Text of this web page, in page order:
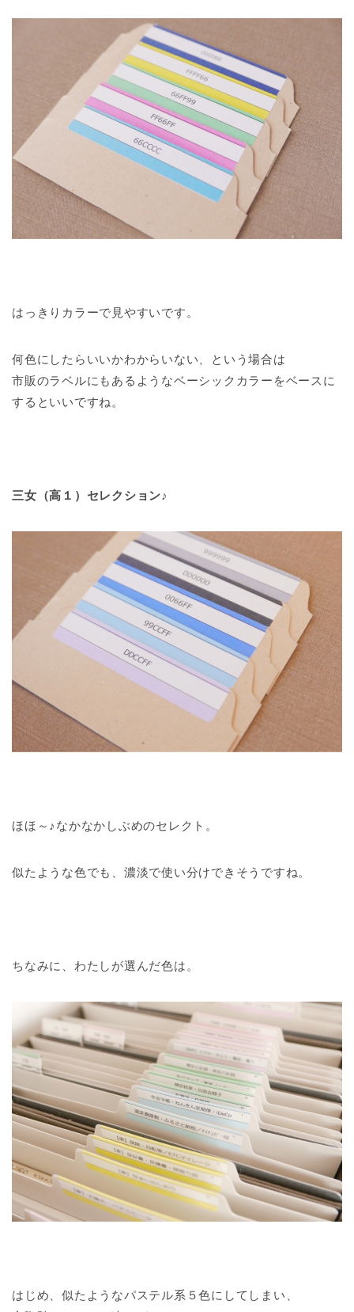
はっきりカラーで見やすいです。
何色にしたらいいかわからいない、という場合は
市販のラベルにもあるようなベーシックカラーをベースに
するといいですね。
三女（高１）セレクション♪
ほほ～♪なかなかしぶめのセレクト。
似たような色でも、濃淡で使い分けできそうですね。
ちなみに、わたしが選んだ色は。
はじめ、似たようなパステル系５色にしてしまい、